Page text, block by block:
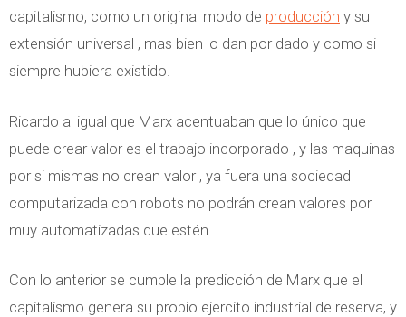
capitalismo, como un original modo de producción y su
extensión universal , mas bien lo dan por dado y como si
siempre hubiera existido.
Ricardo al igual que Marx acentuaban que lo único que
puede crear valor es el trabajo incorporado , y las maquinas
por si mismas no crean valor , ya fuera una sociedad
computarizada con robots no podrán crean valores por
muy automatizadas que estén.
Con lo anterior se cumple la predicción de Marx que el
capitalismo genera su propio ejercito industrial de reserva, y